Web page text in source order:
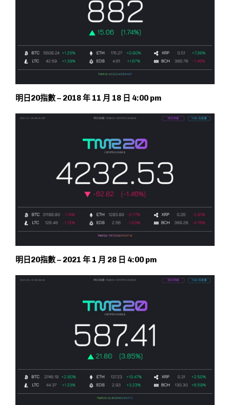
明日20指數 – 2018 年 11 月 18 日 4:00 pm
明日20指數 – 2021 年 1 月 28 日 4:00 pm